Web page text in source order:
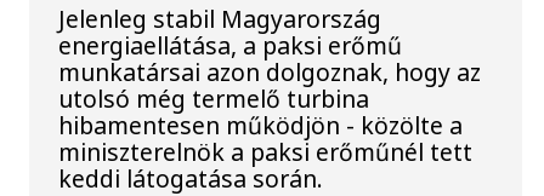
Jelenleg stabil Magyarország
energiaellátása, a paksi erőmű
munkatársai azon dolgoznak, hogy az
utolsó még termelő turbina
hibamentesen működjön - közölte a
miniszterelnök a paksi erőműnél tett
keddi látogatása során.